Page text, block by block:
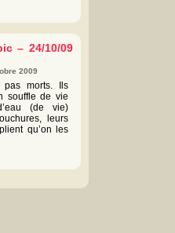
– 24/10/09
2009
morts. Ils
souffle de vie
(de vie)
leurs
qu’on les